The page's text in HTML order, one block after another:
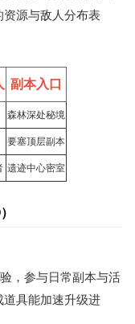
源与敌人分布表
副本入口
森林深处秘境
要塞顶层副本
遗迹中心密室
，参与日常副本与活
具能加速升级进